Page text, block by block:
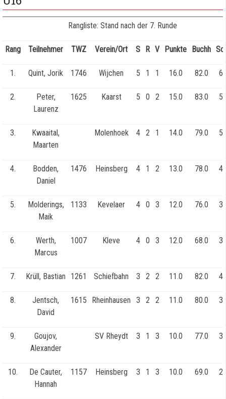
Rangliste: Stand nach der 7. Runde
Rang Teilnehmer TWZ Verein/Ort S R V Punkte Buchh
1. Quint, Jorik 1746 Wijchen 5 1 1 16.0 82.0
2.
Peter,
Laurenz
1625 Kaarst 5 0 2 15.0 83.0
3.
Kwaaital,
Maarten
Molenhoek 4 2 1 14.0 79.0
4.
Bodden,
Daniel
1476 Heinsberg 4 1 2 13.0 78.0
5.
Molderings,
Maik
1133 Kevelaer 4 0 3 12.0 76.0
6.
Werth,
Marcus
1007 Kleve 4 0 3 12.0 68.0
7. Krüll, Bastian 1261 Schiefbahn 3 2 2 11.0 82.0
8.
Jentsch,
David
1615 Rheinhausen 3 2 2 11.0 80.0
9.
Goujov,
Alexander
SV Rheydt 3 1 3 10.0 77.0
10.
De Cauter,
Hannah
1157 Heinsberg 3 1 3 10.0 69.0